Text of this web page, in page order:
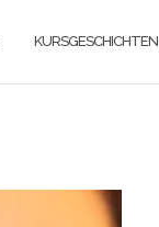
KURSGESCHICHTEN